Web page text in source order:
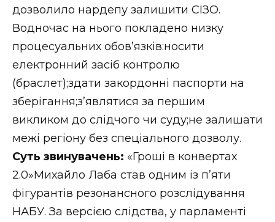
дозволило нардепу залишити СІЗО.
Водночас на нього покладено низку
процесуальних обов’язків:носити
електронний засіб контролю
(браслет);здати закордонні паспорти на
зберігання;з’являтися за першим
викликом до слідчого чи суду;не залишати
межі регіону без спеціального дозволу.
Суть звинувачень: «Гроші в конвертах
2.0»Михайло Лаба став одним із п’яти
фігурантів резонансного розслідування
НАБУ. За версією слідства, у парламенті